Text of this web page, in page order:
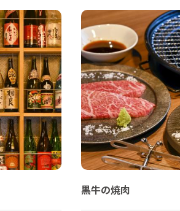
黒牛の焼肉